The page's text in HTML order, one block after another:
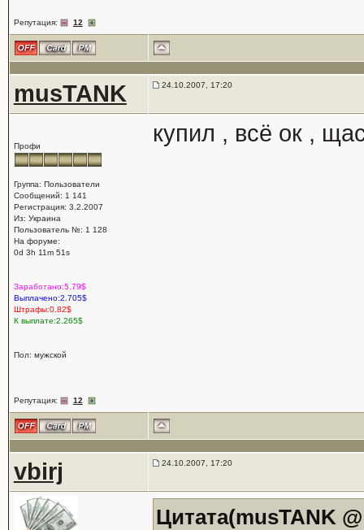
Репутация: 12
musTANK 24.10.2007, 17:20
Профи
Группа: Пользователи
Сообщений: 1 141
Регистрация: 3.2.2007
Из: Украина
Пользователь №: 1 128
На форуме:
0d 3h 11m 51s
Заработано:5.79$
Выплачено:2.705$
Штрафы:0.82$
К выплате:2.265$
Пол: мужской
Репутация: 12
купил , всё ок ,
vbirj 24.10.2007, 17:20
Цитата(musTANK